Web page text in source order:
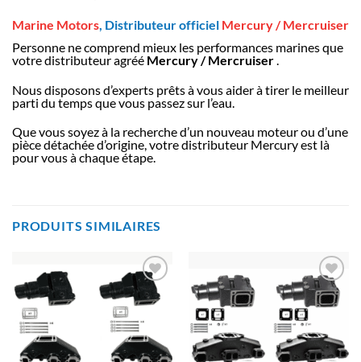
Marine Motors, Distributeur officiel Mercury / Mercruiser
Personne ne comprend mieux les performances marines que
votre distributeur agréé Mercury / Mercruiser.
Nous disposons d’experts prêts à vous aider à tirer le meilleur
parti du temps que vous passez sur l’eau.
Que vous soyez à la recherche d’un nouveau moteur ou d’une
pièce détachée d’origine, votre distributeur Mercury est là
pour vous à chaque étape.
PRODUITS SIMILAIRES
AJOUTER
À LA
LISTE
D’ENVIES
AJOUTER
À LA
LISTE
D’ENVIES